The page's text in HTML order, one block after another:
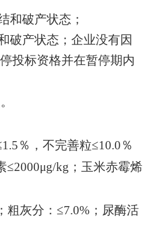
和破产状态；
破产状态；企业没有因
投标资格并在暂停期内
。
％，不完善粒≤10.0 ％
≤2000μg/kg ；玉米赤霉烯
；粗灰分： ≤7.0% ；尿酶活